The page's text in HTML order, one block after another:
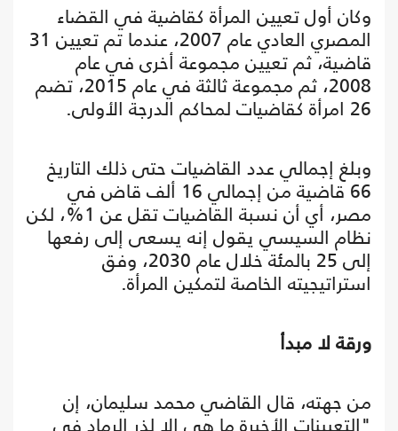
وكان أول تعيين المرأة كقاضية في القضاء
المصري العادي عام 2007، عندما تم تعيين 31
قاضية، ثم تعيين مجموعة أخرى في عام
2008، ثم مجموعة ثالثة في عام 2015، تضم
26 امرأة كقاضيات لمحاكم الدرجة الأولى.
وبلغ إجمالي عدد القاضيات حتى ذلك التاريخ
66 قاضية من إجمالي 16 ألف قاض في
مصر، أي أن نسبة القاضيات تقل عن 1%، لكن
نظام السيسي يقول إنه يسعى إلى رفعها
إلى 25 بالمئة خلال عام 2030، وفق
استراتيجيته الخاصة لتمكين المرأة.
ورقة لا مبدأ
من جهته، قال القاضي محمد سليمان، إن
"التعيينات الأخيرة ما هي إلا لذر الرماد في